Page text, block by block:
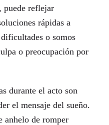
puede reflejar
rápidas a
o somos
o preocupación por
durante el acto son
el mensaje del sueño.
anhelo de romper